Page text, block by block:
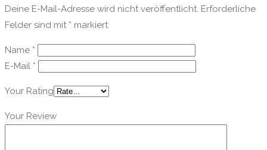
Deine E-Mail-Adresse wird nicht veröffentlicht. Erforderliche
Felder sind mit * markiert
Name *
E-Mail *
Your Rating
Your Review